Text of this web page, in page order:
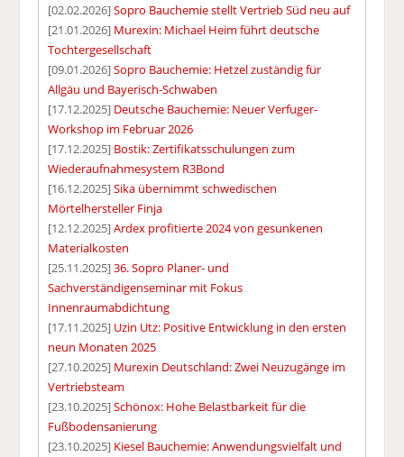
[02.02.2026]Sopro Bauchemie stellt Vertrieb Süd neu auf
[21.01.2026] Murexin: Michael Heim führt deutsche
Tochtergesellschaft
[09.01.2026]Sopro Bauchemie: Hetzel zuständig für
Allgäu und Bayerisch-Schwaben
[17.12.2025] Deutsche Bauchemie: Neuer Verfuger-
Workshop im Februar 2026
[17.12.2025] Bostik: Zertifikatsschulungen zum
Wiederaufnahmesystem R3Bond
[16.12.2025]Sika übernimmt schwedischen
Mörtelhersteller Finja
[12.12.2025]Ardex profitierte 2024 von gesunkenen
Materialkosten
[25.11.2025]36. Sopro Planer- und
Sachverständigenseminar mit Fokus
Innenraumabdichtung
[17.11.2025] Uzin Utz: Positive Entwicklung in den ersten
neun Monaten 2025
[27.10.2025] Murexin Deutschland: Zwei Neuzugänge im
Vertriebsteam
[23.10.2025]Schönox: Hohe Belastbarkeit für die
Fußbodensanierung
[23.10.2025] Kiesel Bauchemie: Anwendungsvielfalt und